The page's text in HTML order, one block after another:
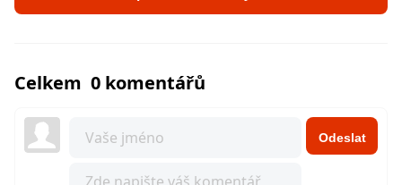
Celkem 0 komentářů
Odeslat